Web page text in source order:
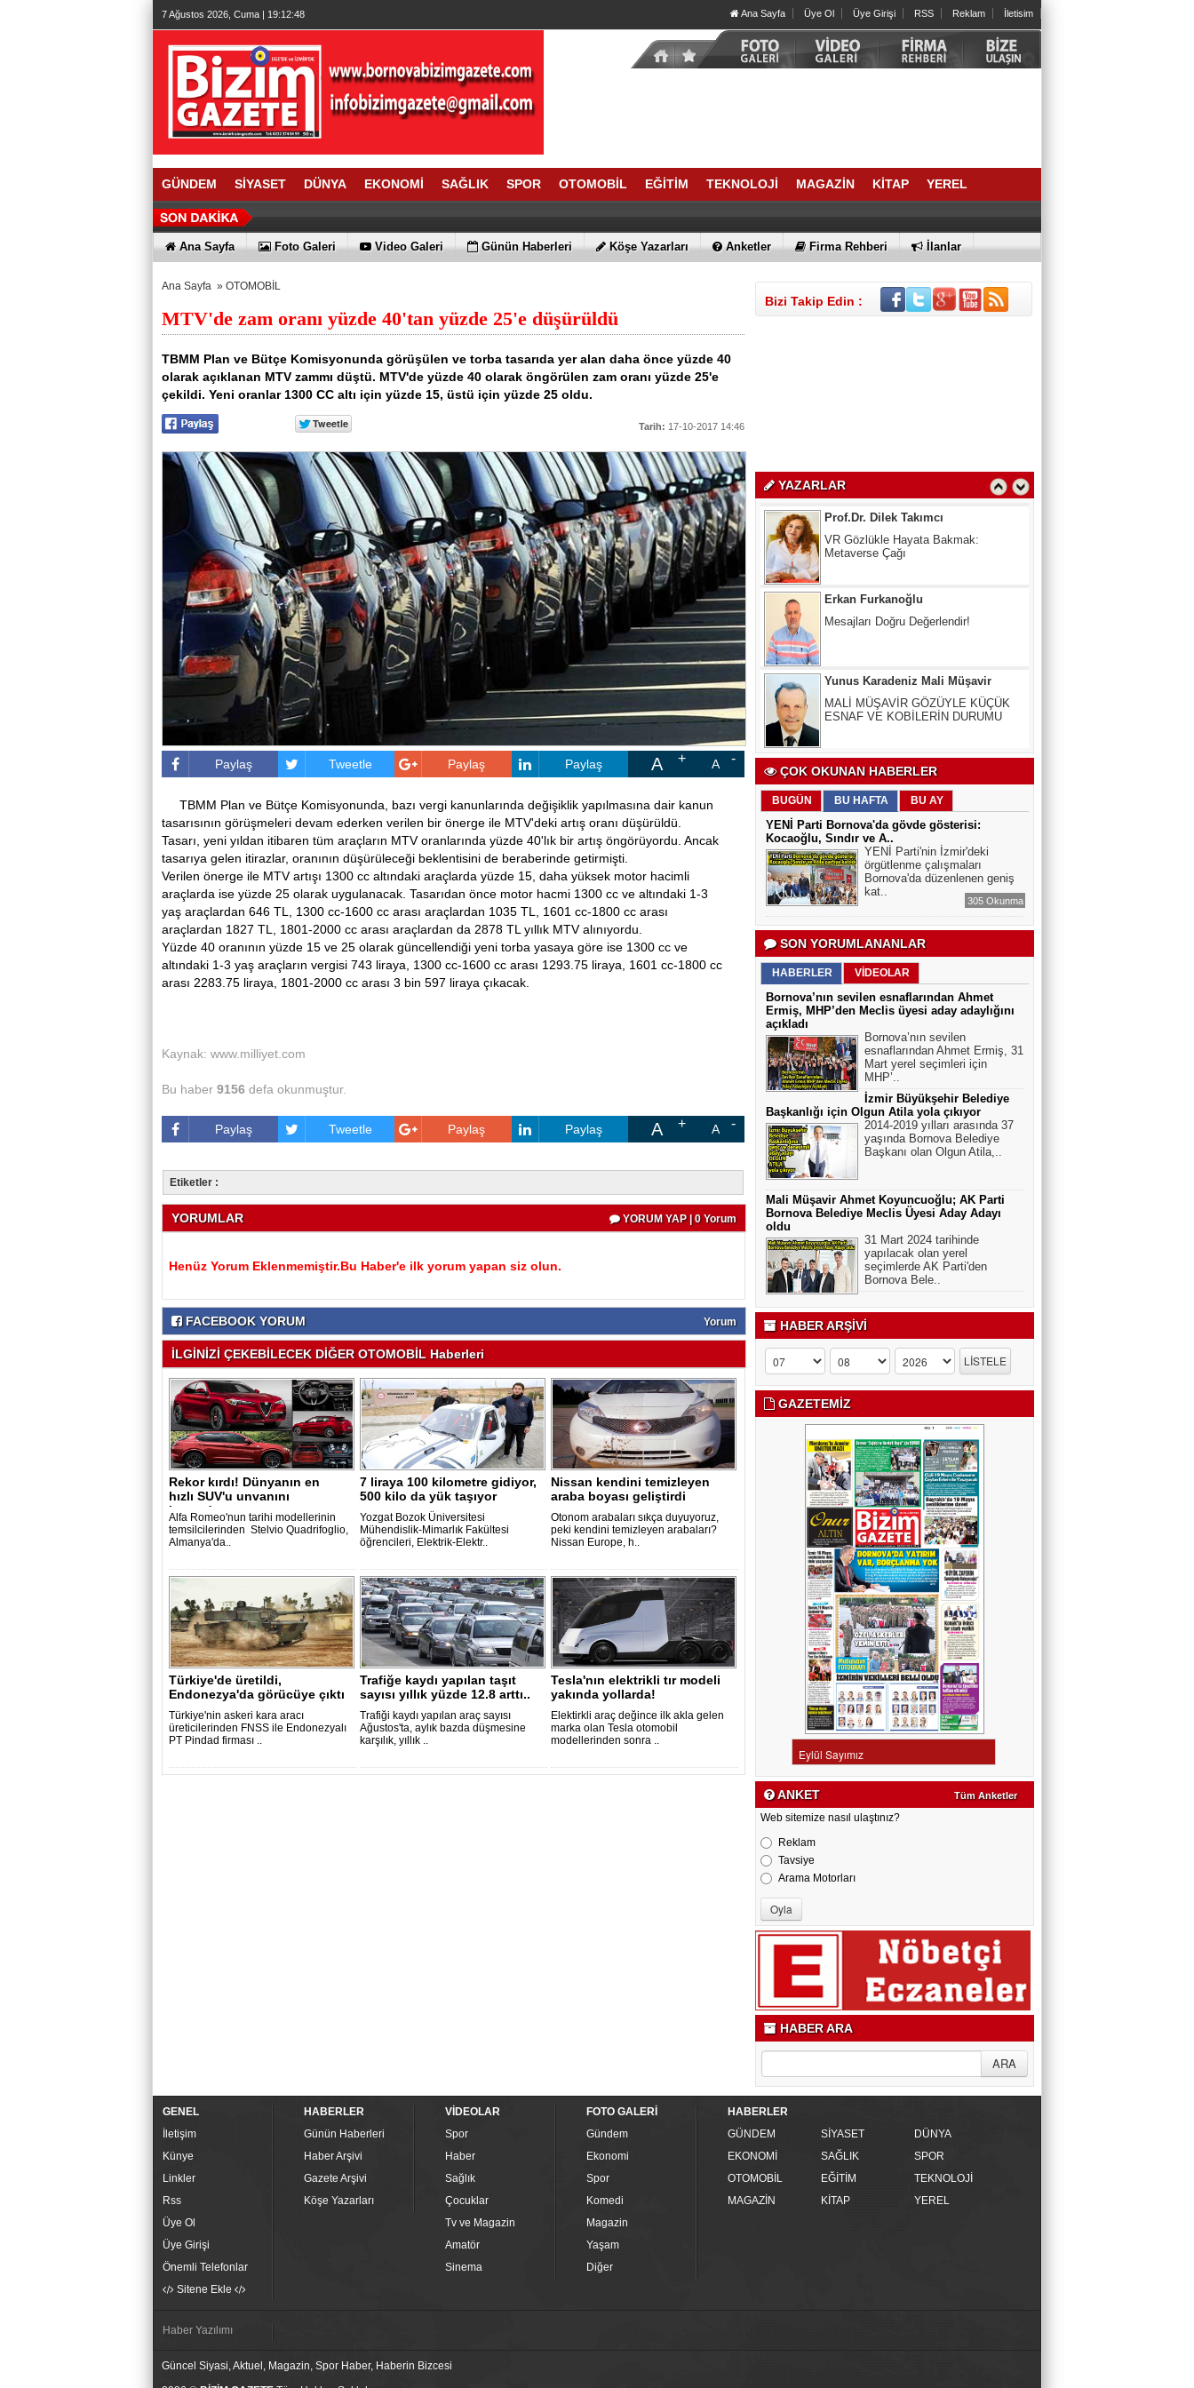
7 Ağustos 2026, Cuma | 19:12:49 Ana Sayfa Üye Ol Üye Girişi RSS Reklam İletisim
GÜNDEM SİYASET DÜNYA EKONOMİ SAĞLIK SPOR OTOMOBİL EĞİTİM TEKNOLOJİ MAGAZİN KİTAP YEREL
Ana Sayfa Foto Galeri Video Galeri Günün Haberleri Köşe Yazarları Anketler Firma Rehberi İlanlar
Ana Sayfa » OTOMOBİL
MTV'de zam oranı yüzde 40'tan yüzde 25'e düşürüldü
TBMM Plan ve Bütçe Komisyonunda görüşülen ve torba tasarıda yer alan daha önce yüzde 40
olarak açıklanan MTV zammı düştü. MTV'de yüzde 40 olarak öngörülen zam oranı yüzde 25'e
çekildi. Yeni oranlar 1300 CC altı için yüzde 15, üstü için yüzde 25 oldu.
Tarih: 17-10-2017 14:46
Paylaş Tweetle Paylaş Paylaş A A
TBMM Plan ve Bütçe Komisyonunda, bazı vergi kanunlarında değişiklik yapılmasına dair kanun
tasarısının görüşmeleri devam ederken verilen bir önerge ile MTV'deki artış oranı düşürüldü.
Tasarı, yeni yıldan itibaren tüm araçların MTV oranlarında yüzde 40'lık bir artış öngörüyordu. Ancak
tasarıya gelen itirazlar, oranının düşürüleceği beklentisini de beraberinde getirmişti.
Verilen önerge ile MTV artışı 1300 cc altındaki araçlarda yüzde 15, daha yüksek motor hacimli
araçlarda ise yüzde 25 olarak uygulanacak. Tasarıdan önce motor hacmi 1300 cc ve altındaki 1-3
yaş araçlardan 646 TL, 1300 cc-1600 cc arası araçlardan 1035 TL, 1601 cc-1800 cc arası
araçlardan 1827 TL, 1801-2000 cc arası araçlardan da 2878 TL yıllık MTV alınıyordu.
Yüzde 40 oranının yüzde 15 ve 25 olarak güncellendiği yeni torba yasaya göre ise 1300 cc ve
altındaki 1-3 yaş araçların vergisi 743 liraya, 1300 cc-1600 cc arası 1293.75 liraya, 1601 cc-1800 cc
arası 2283.75 liraya, 1801-2000 cc arası 3 bin 597 liraya çıkacak.
Kaynak: www.milliyet.com
Bu haber 9156 defa okunmuştur.
Paylaş Tweetle Paylaş Paylaş A A
Etiketler :
YORUMLAR YORUM YAP | 0 Yorum
Henüz Yorum Eklenmemiştir.Bu Haber'e ilk yorum yapan siz olun.
FACEBOOK YORUM Yorum
İLGİNİZİ ÇEKEBİLECEK DİĞER OTOMOBİL Haberleri
Rekor kırdı! Dünyanın en
hızlı SUV'u unvanını
kazandı..
Alfa Romeo'nun tarihi modellerinin
temsilcilerinden Stelvio Quadrifoglio,
Almanya'da..
7 liraya 100 kilometre gidiyor,
500 kilo da yük taşıyor
Yozgat Bozok Üniversitesi
Mühendislik-Mimarlık Fakültesi
öğrencileri, Elektrik-Elektr..
Nissan kendini temizleyen
araba boyası geliştirdi
Otonom arabaları sıkça duyuyoruz,
peki kendini temizleyen arabaları?
Nissan Europe, h..
Türkiye'de üretildi,
Endonezya'da görücüye çıktı
Türkiye'nin askeri kara aracı
üreticilerinden FNSS ile Endonezyalı
PT Pindad firması ..
Trafiğe kaydı yapılan taşıt
sayısı yıllık yüzde 12.8 arttı..
Trafiği kaydı yapılan araç sayısı
Ağustos'ta, aylık bazda düşmesine
karşılık, yıllık ..
Tesla'nın elektrikli tır modeli
yakında yollarda!
Elektirkli araç değince ilk akla gelen
marka olan Tesla otomobil
modellerinden sonra ..
Bizi Takip Edin :
YAZARLAR
Yağlarınız Ne Kadar Sağlıklı?
Arslan Keskin
KOLTUK SALTANATINA GELECEK?
Bornova’dan bir Halil Atila abi; geldi,
SELAHATTİN DAVER
VR Gözlükle Hayata Bakmak:
Metaverse Çağı
Erkan Furkanoğlu
Yunus Karadeniz Mali Müşavir
Uzm. Dr. Veli Kala
Arslan Keskin
ELEKTRİKLİ SCOOTERLAR
YASAKLANMALI MI? GÜVENLİK Mİ,
ÖZGÜRLÜK MÜ?
ÇOK OKUNAN HABERLER
BUGÜN BU HAFTA BU AY
YENİ Parti Bornova'da gövde gösterisi:
Kocaoğlu, Sındır ve A..
YENİ Parti'nin İzmir'deki
örgütlenme çalışmaları
Bornova'da düzenlenen geniş
kat..
305 Okunma
SON YORUMLANANLAR
HABERLER VİDEOLAR
Bornova’nın sevilen esnaflarından Ahmet
Ermiş, MHP’den Meclis üyesi aday adaylığını
açıkladı
Bornova’nın sevilen
esnaflarından Ahmet Ermiş, 31
Mart yerel seçimleri için
MHP’..
İzmir Büyükşehir Belediye
Başkanlığı için Olgun Atila yola çıkıyor
2014-2019 yılları arasında 37
yaşında Bornova Belediye
Başkanı olan Olgun Atila,..
Mali Müşavir Ahmet Koyuncuoğlu; AK Parti
Bornova Belediye Meclis Üyesi Aday Adayı
oldu
31 Mart 2024 tarihinde
yapılacak olan yerel
seçimlerde AK Parti'den
Bornova Bele..
HABER ARŞİVİ
GAZETEMİZ
ANKET Tüm Anketler
Web sitemize nasıl ulaştınız?
Reklam
Tavsiye
Arama Motorları
HABER ARA
GENEL
İletişim
Künye
Linkler
Rss
Üye Ol
Üye Girişi
Önemli Telefonlar
Sitene Ekle
HABERLER
Günün Haberleri
Haber Arşivi
Gazete Arşivi
Köşe Yazarları
VİDEOLAR
Spor
Haber
Sağlık
Çocuklar
Tv ve Magazin
Amatör
Sinema
FOTO GALERİ
Gündem
Ekonomi
Spor
Komedi
Magazin
Yaşam
Diğer
HABERLER
GÜNDEM
SİYASET
DÜNYA
EKONOMİ
SAĞLIK
SPOR
OTOMOBİL
EĞİTİM
TEKNOLOJİ
MAGAZİN
KİTAP YEREL
Haber Yazılımı
Güncel Siyasi, Aktuel, Magazin, Spor Haber, Haberin Bizcesi